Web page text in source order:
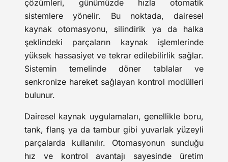
çözümleri, günümüzde hızla otomatik
sistemlere yönelir. Bu noktada, dairesel
kaynak otomasyonu, silindirik ya da halka
şeklindeki parçaların kaynak işlemlerinde
yüksek hassasiyet ve tekrar edilebilirlik sağlar.
Sistemin temelinde döner tablalar ve
senkronize hareket sağlayan kontrol modülleri
bulunur.
Dairesel kaynak uygulamaları, genellikle boru,
tank, flanş ya da tambur gibi yuvarlak yüzeyli
parçalarda kullanılır. Otomasyonun sunduğu
hız ve kontrol avantajı sayesinde üretim